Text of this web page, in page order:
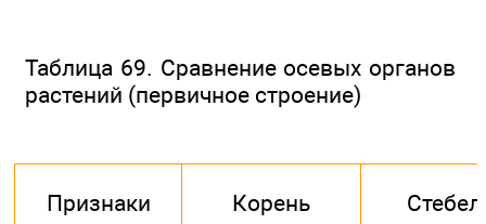
Таблица 69. Сравнение осевых органов
растений (первичное строение)
Признаки Корень